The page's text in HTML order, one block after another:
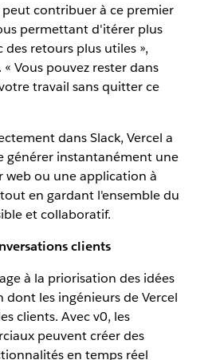
contribuer à ce premier
permettant d'itérer plus
retours plus utiles »,
Vous pouvez rester dans
travail sans quitter ce
dans Slack, Vercel a
générer instantanément une
web ou une application à
en gardant l'ensemble du
et collaboratif.
clients
à la priorisation des idées
les ingénieurs de Vercel
clients. Avec v0, les
peuvent créer des
en temps réel